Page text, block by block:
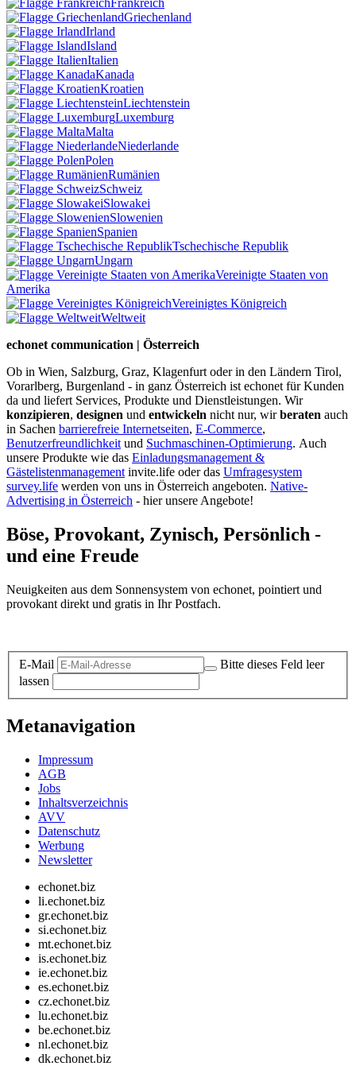
Griechenland
Irland
Island
Italien
Kanada
Kroatien
Liechtenstein
Luxemburg
Malta
Niederlande
Polen
Rumänien
Schweiz
Slowakei
Slowenien
Spanien
Tschechische Republik
Ungarn
Vereinigte Staaten von
Amerika
Vereinigtes Königreich
Weltweit
echonet communication | Österreich
Ob in Wien, Salzburg, Graz, Klagenfurt oder in den Ländern Tirol,
Vorarlberg, Burgenland - in ganz Österreich ist echonet für Kunden
da und liefert Services, Produkte und Dienstleistungen. Wir
konzipieren, designen und entwickeln nicht nur, wirberaten auch
in Sachen barrierefreie Internetseiten, E-Commerce,
Benutzerfreundlichkeit und Suchmaschinen-Optimierung. Auch
unsere Produkte wie das Einladungsmanagement &
Gästelistenmanagement invite.life oder das Umfragesystem
survey.life werden von uns in Österreich angeboten. Native-
Advertising in Österreich - hier unsere Angebote!
Böse, Provokant, Zynisch, Persönlich -
und eine Freude
Neuigkeiten aus dem Sonnensystem von echonet, pointiert und
provokant direkt und gratis in Ihr Postfach.
E-Mail
Bitte dieses Feld leer
lassen
Metanavigation
Impressum
AGB
Jobs
Inhaltsverzeichnis
AVV
Datenschutz
Werbung
Newsletter
echonet.biz
li.echonet.biz
gr.echonet.biz
si.echonet.biz
mt.echonet.biz
is.echonet.biz
ie.echonet.biz
es.echonet.biz
cz.echonet.biz
lu.echonet.biz
be.echonet.biz
nl.echonet.biz
dk.echonet.biz